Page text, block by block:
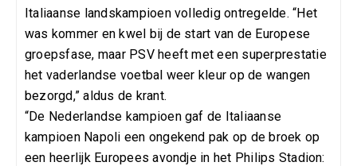
Italiaanse landskampioen volledig ontregelde. “Het
was kommer en kwel bij de start van de Europese
groepsfase, maar PSV heeft met een superprestatie
het vaderlandse voetbal weer kleur op de wangen
bezorgd,” aldus de krant.
“De Nederlandse kampioen gaf de Italiaanse
kampioen Napoli een ongekend pak op de broek op
een heerlijk Europees avondje in het Philips Stadion: